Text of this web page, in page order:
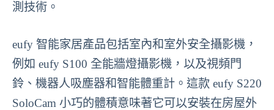
測技術。
eufy 智能家居產品包括室內和室外安全攝影機，
例如 eufy S100 全能牆燈攝影機，以及視頻門
鈴、機器人吸塵器和智能體重計。這款 eufy S220
SoloCam 小巧的體積意味著它可以安裝在房屋外